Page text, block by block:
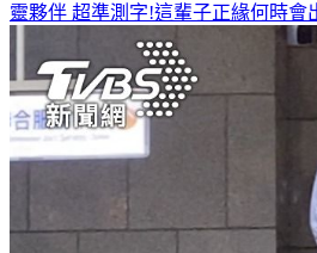
靈夥伴 超準測字!這輩子正緣何時會